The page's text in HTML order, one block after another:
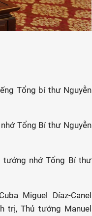
Tổng bí thư Nguyễn
tưởng nhớ Tổng Bí thư